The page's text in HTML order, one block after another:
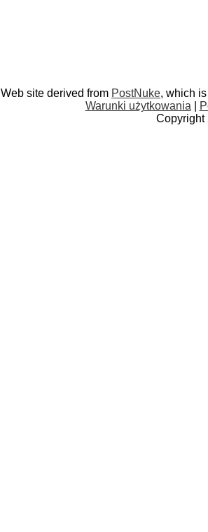
Web site derived from PostNuke, which
Warunki użytkowania
Copyright